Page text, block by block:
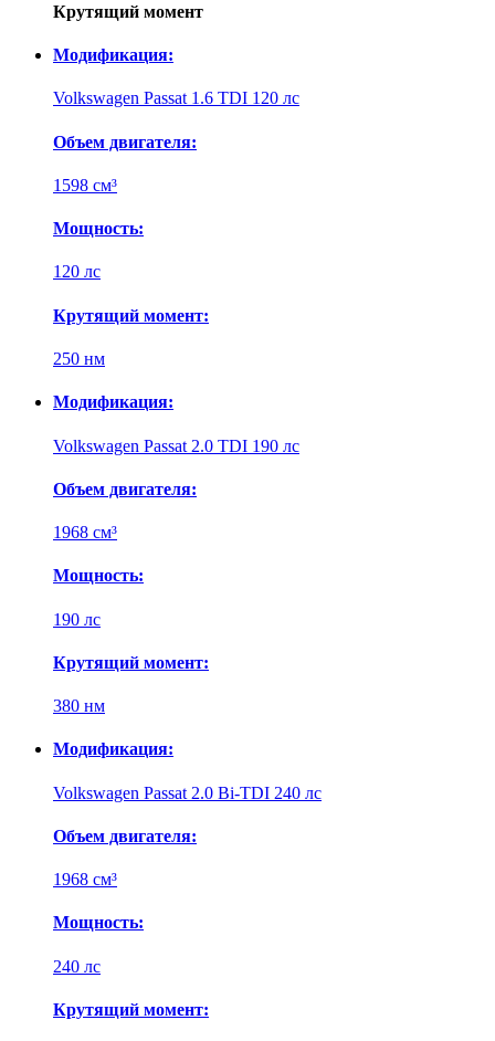
Крутящий момент
Модификация:
Volkswagen Passat 1.6 TDI 120 лс
Объем двигателя:
1598 см³
Мощность:
120 лс
Крутящий момент:
250 нм
Модификация:
Volkswagen Passat 2.0 TDI 190 лс
Объем двигателя:
1968 см³
Мощность:
190 лс
Крутящий момент:
380 нм
Модификация:
Volkswagen Passat 2.0 Bi-TDI 240 лс
Объем двигателя:
1968 см³
Мощность:
240 лс
Крутящий момент: